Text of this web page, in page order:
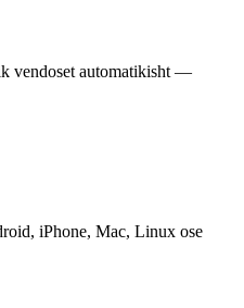
vendoset automatikisht —
iPhone, Mac, Linux ose